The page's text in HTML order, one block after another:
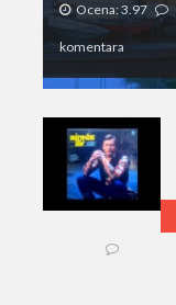
Ocena: 3.97
komentara